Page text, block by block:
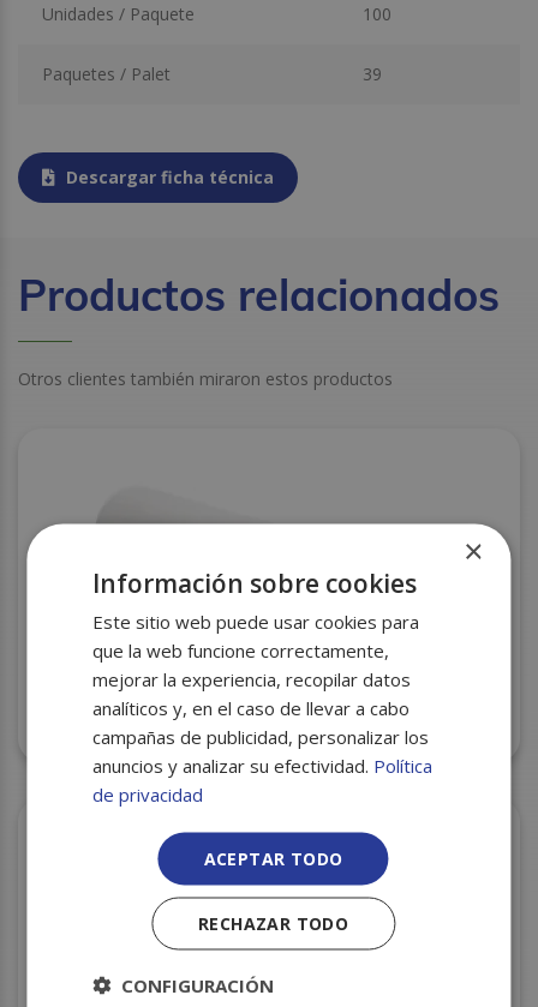
Unidades / Paquete 100
Paquetes / Palet 39
Descargar ficha técnica
Productos relacionados
Otros clientes también miraron estos productos
BOBINA MOSTRADOR 1ª 40GR. 0,62 8KG
×
Información sobre cookies
Este sitio web puede usar cookies para
que la web funcione correctamente,
mejorar la experiencia, recopilar datos
analíticos y, en el caso de llevar a cabo
campañas de publicidad, personalizar los
anuncios y analizar su efectividad. Política
de privacidad
ACEPTAR TODO
RECHAZAR TODO
CONFIGURACIÓN